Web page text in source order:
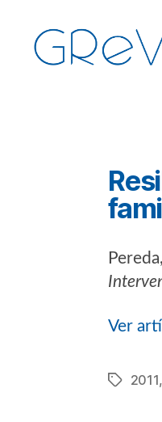
Ver
Etiquetas
2011,